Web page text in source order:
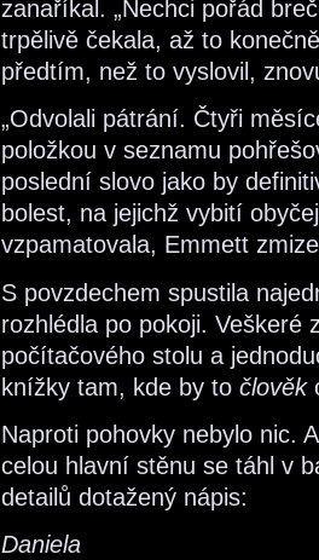
zanaříkal. „Nechci pořád
trpělivě čekala, až to
předtím, než to vyslovil,
„Odvolali pátrání. Čtyři
položkou v seznamu
poslední slovo jako by
bolest, na jejichž vybití
vzpamatovala, Emmett
S povzdechem spustila
rozhlédla po pokoji. Veškeré
počítačového stolu a
knížky tam, kde by to člověk
Naproti pohovky nebylo nic.
celou hlavní stěnu se táhl v
detailů dotažený nápis:
Daniela